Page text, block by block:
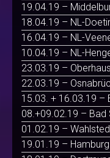
19.04.19 –
18.04.19 – NL-
16.04.19 – NL-
10.04.19 – NL-
23.03.19 –
22.03.19 –
15.03. + 16.03.19 –
08.+09.02.19 – Bad
01.02.19 –
19.01.19 – Hamburg